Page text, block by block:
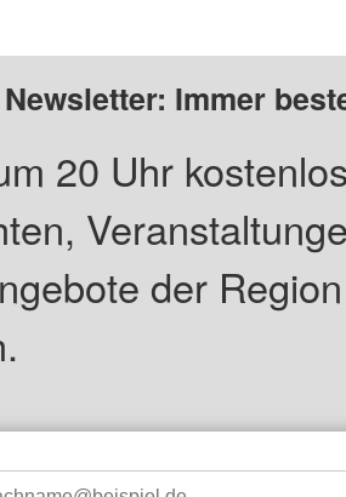
Immer
20 Uhr
der